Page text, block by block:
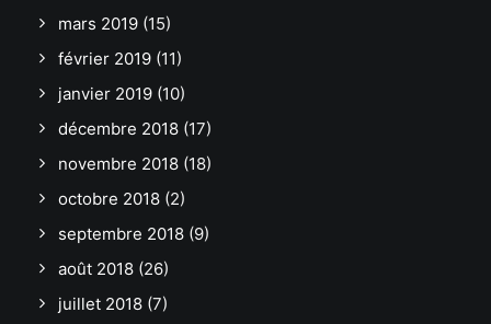
mars 2019 (15)
février 2019 (11)
janvier 2019 (10)
décembre 2018 (17)
novembre 2018 (18)
octobre 2018 (2)
septembre 2018 (9)
août 2018 (26)
juillet 2018 (7)